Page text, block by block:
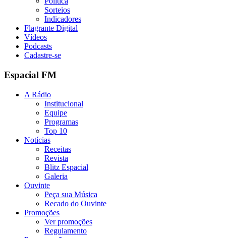
Sorteios
Indicadores
Flagrante Digital
Vídeos
Podcasts
Cadastre-se
Espacial FM
A Rádio
Institucional
Equipe
Programas
Top 10
Notícias
Receitas
Revista
Blitz Espacial
Galeria
Ouvinte
Peça sua Música
Recado do Ouvinte
Promoções
Ver promoções
Regulamento